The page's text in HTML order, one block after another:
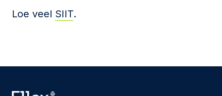
Loe veel SIIT.